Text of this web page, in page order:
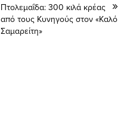
Πτολεμαΐδα: 300 κιλά κρέας
από τους Κυνηγούς στον «Καλό
Σαμαρείτη»